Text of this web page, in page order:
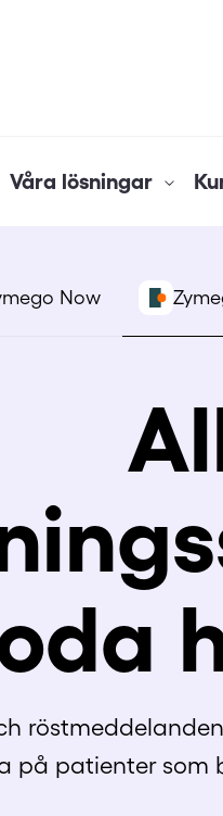
Våra lösningar
Now
på patienter som